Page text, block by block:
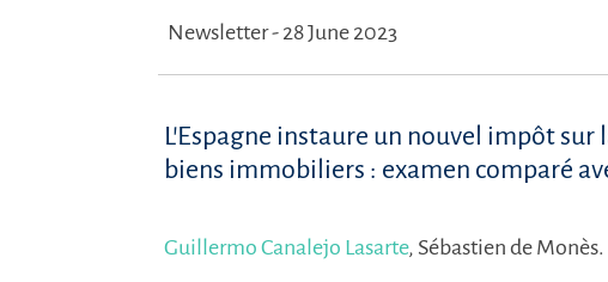
Newsletter - 28 June 2023
L’Espagne instaure un nouvel impôt
biens immobiliers : examen comparé
Guillermo Canalejo Lasarte, Sébastien de Monès.